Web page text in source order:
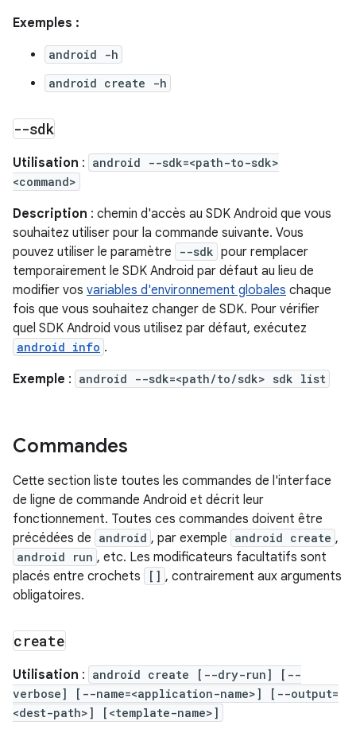
Exemples :
android -h
android create -h
--sdk
Utilisation : android --sdk=<path-to-sdk>
<command>
Description : chemin d'accès au SDK Android que vous
souhaitez utiliser pour la commande suivante. Vous
pouvez utiliser le paramètre
--sdk pour remplacer
temporairement le SDK Android par défaut au lieu de
modifier vos variables d'environnement globales chaque
fois que vous souhaitez changer de SDK. Pour vérifier
quel SDK Android vous utilisez par défaut, exécutez
android info .
Exemple : android --sdk=<path/to/sdk> sdk list
Commandes
Cette section liste toutes les commandes de l'interface
de ligne de commande Android et décrit leur
fonctionnement. Toutes ces commandes doivent être
précédées de android , par exemple android create ,
android run , etc. Les modificateurs facultatifs sont
placés entre crochets
[] , contrairement aux arguments
obligatoires.
create
Utilisation : android create [--dry-run] [--
verbose] [--name=<application-name>] [--output=
<dest-path>] [<template-name>]